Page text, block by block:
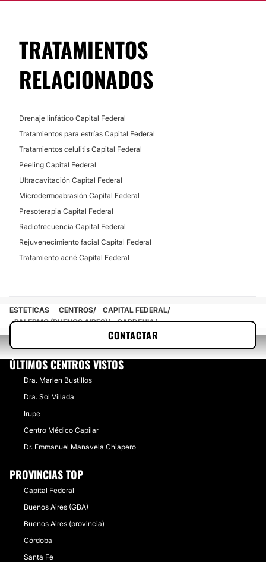
TRATAMIENTOS
RELACIONADOS
Drenaje linfático Capital Federal
Tratamientos para estrías Capital Federal
Tratamientos celulitis Capital Federal
Peeling Capital Federal
Ultracavitación Capital Federal
Microdermoabrasión Capital Federal
Presoterapia Capital Federal
Radiofrecuencia Capital Federal
Rejuvenecimiento facial Capital Federal
Tratamiento acné Capital Federal
CONTACTAR
ESTETICAS CENTROS
CAPITAL FEDERAL
PALERMO (BUENOS AIRES)
GARDENIA
ÚLTIMOS CENTROS VISTOS
Dra. Marlen Bustillos
Dra. Sol Villada
Irupe
Centro Médico Capilar
Dr. Emmanuel Manavela Chiapero
PROVINCIAS TOP
Capital Federal
Buenos Aires (GBA)
Buenos Aires (provincia)
Córdoba
Santa Fe